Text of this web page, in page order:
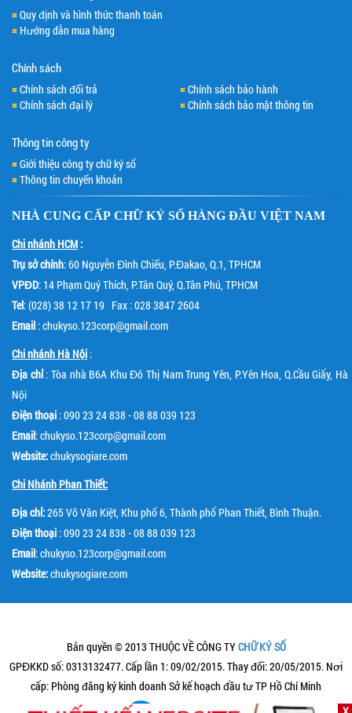
Quy định và hình thức thanh toán
Hướng dẫn mua hàng
Chính sách
Chính sách đổi trả
Chính sách bảo hành
Chính sách đại lý
Chính sách bảo mật thông tin
Thông tin công ty
Giới thiệu công ty chữ ký số
Thông tin chuyển khoản
NHÀ CUNG CẤP CHỮ KÝ SỐ HÀNG ĐẦU VIỆT NAM
Chi nhánh HCM :
Trụ sở chính: 60 Nguyễn Đình Chiểu, P.Đakao, Q.1, TPHCM
VPĐD: 14 Phạm Quý Thích, P.Tân Quý, Q.Tân Phú, TPHCM
Tel: (028) 38 12 17 19 Fax : 028 3847 2604
Email : chukyso.123corp@gmail.com
Chi nhánh Hà Nội :
Địa chỉ: Tòa nhà B6A Khu Đô Thị Nam Trung Yên, P.Yên Hoa, Q.Cầu Giấy, Hà
Nội
Điện thoại : 090 23 24 838 - 08 88 039 123
Email: chukyso.123corp@gmail.com
Website:chukysogiare.com
Chi Nhánh Phan Thiết:
Địa chỉ:265 Võ Văn Kiệt, Khu phố 6, Thành phố Phan Thiết, Bình Thuận.
Điện thoại : 090 23 24 838 - 08 88 039 123
Email: chukyso.123corp@gmail.com
Website:chukysogiare.com
Bản quyền © 2013 THUỘC VỀ CÔNG TYCHỮ KÝ SỐ
GPĐKKD số: 0313132477. Cấp lần 1: 09/02/2015. Thay đổi: 20/05/2015. Nơi
cấp: Phòng đăng ký kinh doanh Sở kế hoạch đầu tư TP Hồ Chí Minh